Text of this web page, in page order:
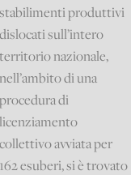
stabilimenti produttivi
dislocati sull’intero
territorio nazionale,
nell’ambito di una
procedura di
licenziamento
collettivo avviata per
162 esuberi, si è trovato